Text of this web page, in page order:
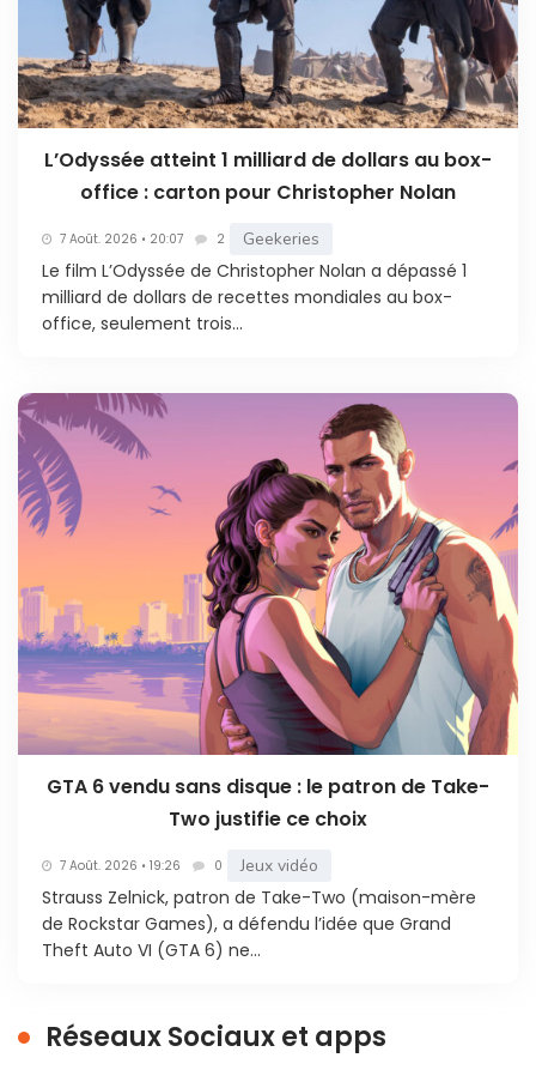
L’Odyssée atteint 1 milliard de dollars au box-
office : carton pour Christopher Nolan
7 Août. 2026 • 20:07 2 Geekeries
Le film L’Odyssée de Christopher Nolan a dépassé 1
milliard de dollars de recettes mondiales au box-
office, seulement trois...
GTA 6 vendu sans disque : le patron de Take-
Two justifie ce choix
7 Août. 2026 • 19:26 0 Jeux vidéo
Strauss Zelnick, patron de Take-Two (maison-mère
de Rockstar Games), a défendu l’idée que Grand
Theft Auto VI (GTA 6) ne...
Réseaux Sociaux et apps